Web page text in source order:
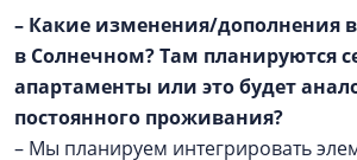
– Какие изменения/дополнения
в Солнечном? Там планируются
апартаменты или это будет
постоянного проживания?
– Мы планируем интегрировать